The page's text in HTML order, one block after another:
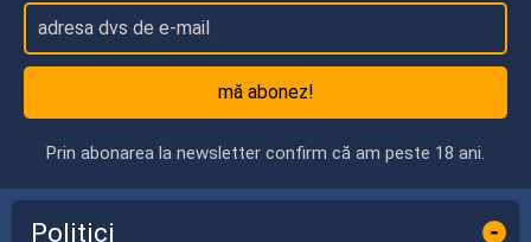
mă abonez!
Prin abonarea la newsletter confirm că am peste 18 ani.
Politici -